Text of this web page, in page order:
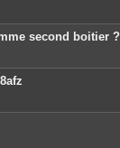
second boitier ?